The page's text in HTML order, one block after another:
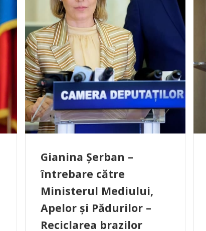
Gianina Șerban –
întrebare către
Ministerul Mediului,
Apelor și Pădurilor –
Reciclarea brazilor